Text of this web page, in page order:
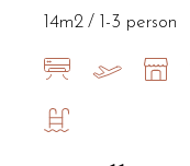
14m2 1-3 person